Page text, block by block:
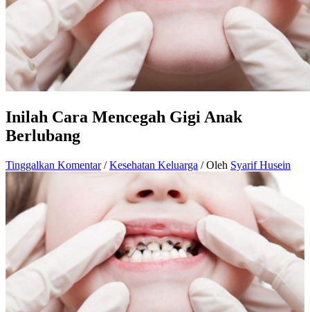
Inilah Cara Mencegah Gigi Anak
Berlubang
Tinggalkan Komentar /Kesehatan Keluarga / Oleh Syarif Husein